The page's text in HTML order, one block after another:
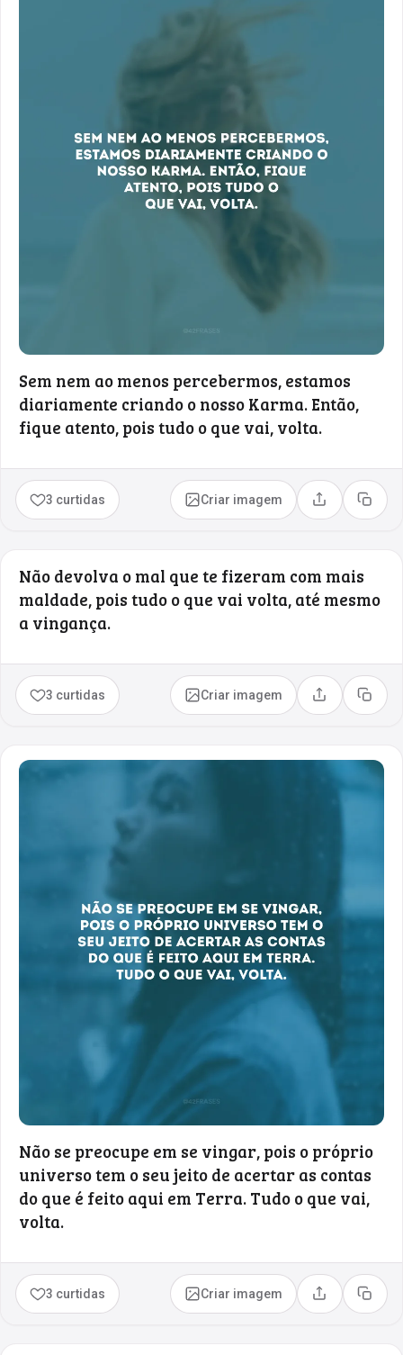
Sem nem ao menos percebermos, estamos
diariamente criando o nosso Karma. Então,
fique atento, pois tudo o que vai, volta.
3 curtidas Criar imagem Compartilhar
Copiar
Não devolva o mal que te fizeram com mais
maldade, pois tudo o que vai volta, até mesmo
a vingança.
3 curtidas Criar imagem Compartilhar
Copiar
Não se preocupe em se vingar, pois o próprio
universo tem o seu jeito de acertar as contas
do que é feito aqui em Terra. Tudo o que vai,
volta.
3 curtidas Criar imagem Compartilhar
Copiar